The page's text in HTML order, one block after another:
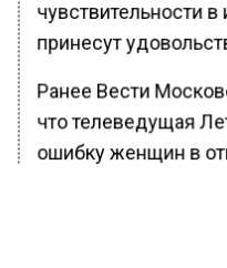
чувствительности
принесут
Ранее Вести
что телеведущая
ошибку женщин в